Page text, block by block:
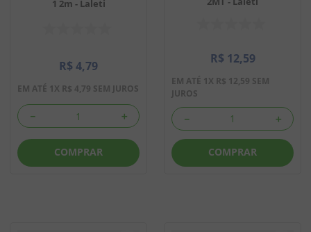
1 2m - Laleti
R$ 4,79
EM ATÉ 1X R$ 4,79 SEM JUROS
＋
－
COMPRAR
R$ 12,59
EM ATÉ 1X R$ 12,59 SEM
JUROS
＋
－
COMPRAR